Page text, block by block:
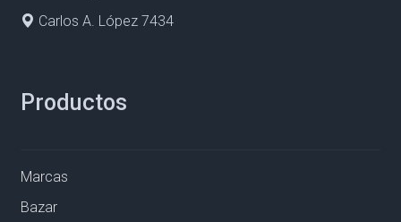
Carlos A. López 7434
Productos
Marcas
Bazar